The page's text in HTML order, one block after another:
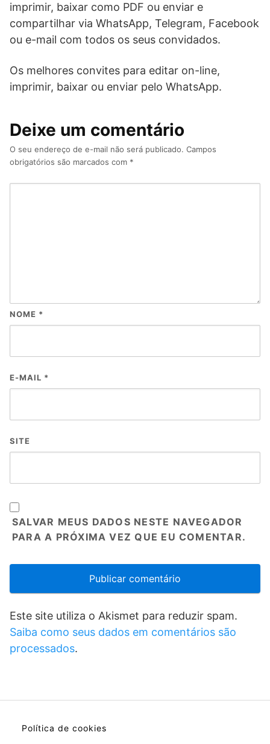
imprimir, baixar como PDF ou enviar e
compartilhar via WhatsApp, Telegram, Facebook
ou e-mail com todos os seus convidados.
Os melhores convites para editar on-line,
imprimir, baixar ou enviar pelo WhatsApp.
Deixe um comentário
O seu endereço de e-mail não será publicado. Campos
obrigatórios são marcados com *
NOME *
E-MAIL *
SITE
SALVAR MEUS DADOS NESTE NAVEGADOR
PARA A PRÓXIMA VEZ QUE EU COMENTAR.
Este site utiliza o Akismet para reduzir spam.
Saiba como seus dados em comentários são
processados.
Política de cookies